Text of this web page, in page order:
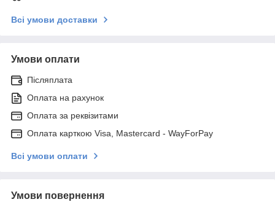
Всі умови доставки
Умови оплати
Післяплата
Оплата на рахунок
Оплата за реквізитами
Оплата карткою Visa, Mastercard - WayForPay
Всі умови оплати
Умови повернення